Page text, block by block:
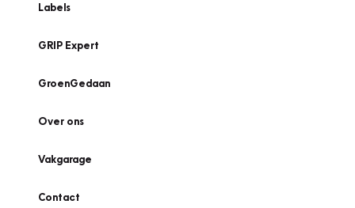
Labels
GRIP Expert
GroenGedaan
Over ons
Vakgarage
Contact